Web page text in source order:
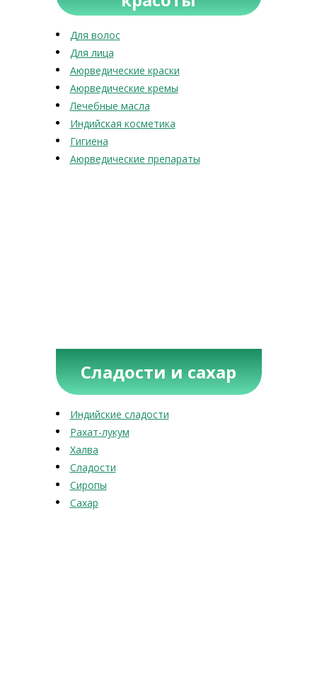
Для волос
Для лица
Аюрведические краски
Аюрведические кремы
Лечебные масла
Индийская косметика
Гигиена
Аюрведические препараты
Сладости и сахар
Индийские сладости
Рахат-лукум
Халва
Сладости
Сиропы
Сахар